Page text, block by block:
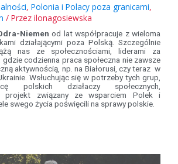
, Polonia i Polacy poza granicami,
/ Przez ilonagosiewska
Niemen od lat współpracuje z wieloma
działającymi poza Polską. Szczególnie
nas ze społecznościami, liderami za
codzienna praca społeczna nie zawsze
aktywnością, np. na Białorusi, czy teraz w
Wsłuchując się w potrzeby tych grup,
polskich działaczy społecznych,
projekt związany ze wsparciem Polek i
swego życia poświęcili na sprawy polskie.